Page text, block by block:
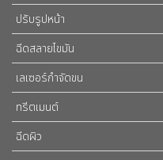
ปรับรูปหน้า
ฉีดสลายไขมัน
เลเซอร์กำจัดขน
ทรีตเมนต์
ฉีดผิว